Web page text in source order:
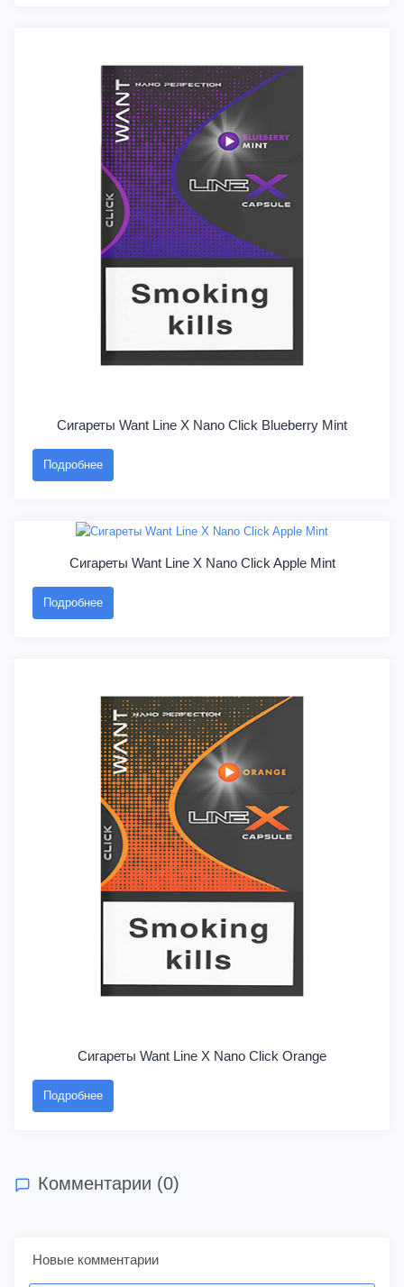
Сигареты Want Line X Nano Click Blueberry Mint
Подробнее
Сигареты Want Line X Nano Click Apple Mint
Подробнее
Сигареты Want Line X Nano Click Orange
Подробнее
Комментарии (0)
Новые комментарии